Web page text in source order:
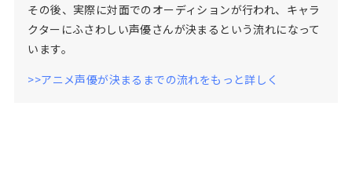
その後、実際に対面でのオーディションが行われ、キャラ
クターにふさわしい声優さんが決まるという流れになって
います。
>>アニメ声優が決まるまでの流れをもっと詳しく